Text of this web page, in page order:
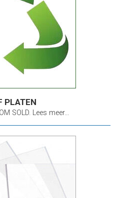
PLATEN
SOLD. Lees meer...